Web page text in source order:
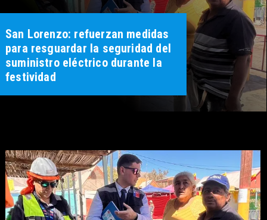
San Lorenzo: refuerzan medidas
para resguardar la seguridad del
suministro eléctrico durante la
festividad